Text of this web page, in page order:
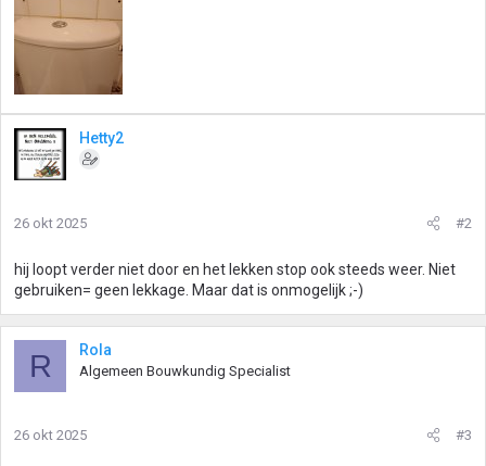
Hetty2
26 okt 2025 #2
hij loopt verder niet door en het lekken stop ook steeds weer. Niet
gebruiken= geen lekkage. Maar dat is onmogelijk ;-)
R Rola
Algemeen Bouwkundig Specialist
26 okt 2025 #3